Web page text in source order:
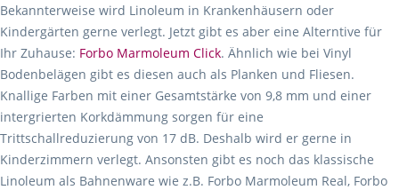
Bekannterweise wird Linoleum in Krankenhäusern oder
Kindergärten gerne verlegt. Jetzt gibt es aber eine Alterntive für
Ihr Zuhause: Forbo Marmoleum Click. Ähnlich wie bei Vinyl
Bodenbelägen gibt es diesen auch als Planken und Fliesen.
Knallige Farben mit einer Gesamtstärke von 9,8 mm und einer
intergrierten Korkdämmung sorgen für eine
Trittschallreduzierung von 17 dB. Deshalb wird er gerne in
Kinderzimmern verlegt. Ansonsten gibt es noch das klassische
Linoleum als Bahnenware wie z.B. Forbo Marmoleum Real, Forbo